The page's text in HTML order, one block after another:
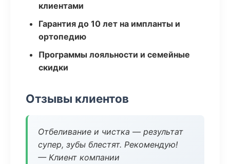
клиентами
Гарантия до 10 лет на импланты и
ортопедию
Программы лояльности и семейные
скидки
Отзывы клиентов
Отбеливание и чистка — результат
супер, зубы блестят. Рекомендую!
— Клиент компании